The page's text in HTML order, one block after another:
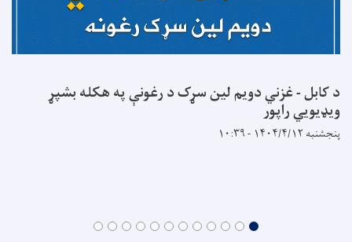
د کابل - غزني دویم لین سړک د رغونې په هکله بشپړ
ويډيويي راپور
پنجشنبه ۱۴۰۴/۴/۱۲ - ۱۰:۳۹